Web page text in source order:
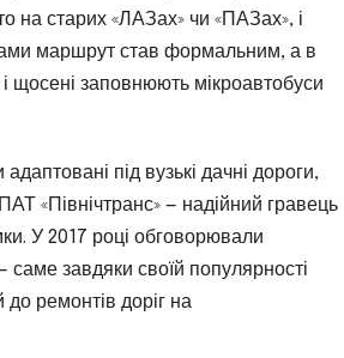
на старих «ЛАЗах» чи «ПАЗах», і
маршрут став формальним, а в
щосені заповнюють мікроавтобуси
під вузькі дачні дороги,
«Північтранс» — надійний гравець
У 2017 році обговорювали
завдяки своїй популярності
ремонтів доріг на